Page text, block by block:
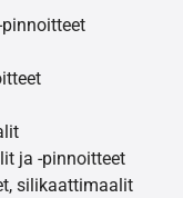
ja -pinnoitteet
silikaattimaalit